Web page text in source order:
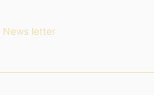
News letter